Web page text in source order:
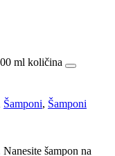
ml količina
Šamponi, Šamponi
šampon na